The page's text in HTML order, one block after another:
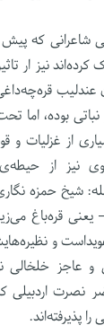
که پیش
کرده‌اند نیز ار
بوده، اما
از غزلیات و
نیز از حیطه‌ی
شیخ حمزه
قره‌باغ
و
و عاجز خلخالی
نصرت اردبیلی
پذیرفته‌اند.